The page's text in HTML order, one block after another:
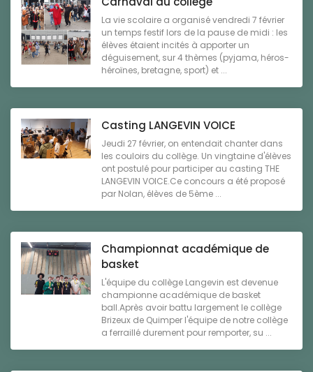
La vie scolaire a organisé vendredi 7 février
un temps festif lors de la pause de midi : les
élèves étaient incités à apporter un
déguisement, sur 4 thèmes (pyjama, héros-
héroïnes, bretagne, sport) et ...
Casting LANGEVIN VOICE
Jeudi 27 février, on entendait chanter dans
les couloirs du collège. Un vingtaine d'élèves
ont postulé pour participer au casting THE
LANGEVIN VOICE.Ce concours a été proposé
par Nolan, élèves de 5ème ...
Championnat académique de
basket
L'équipe du collège Langevin est devenue
championne académique de basket
ball.Après avoir battu largement le collège
Brizeux de Quimper l'équipe de notre collège
a ferraillé durement pour remporter, su ...